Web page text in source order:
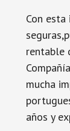
Con
rentable
mucha
años y